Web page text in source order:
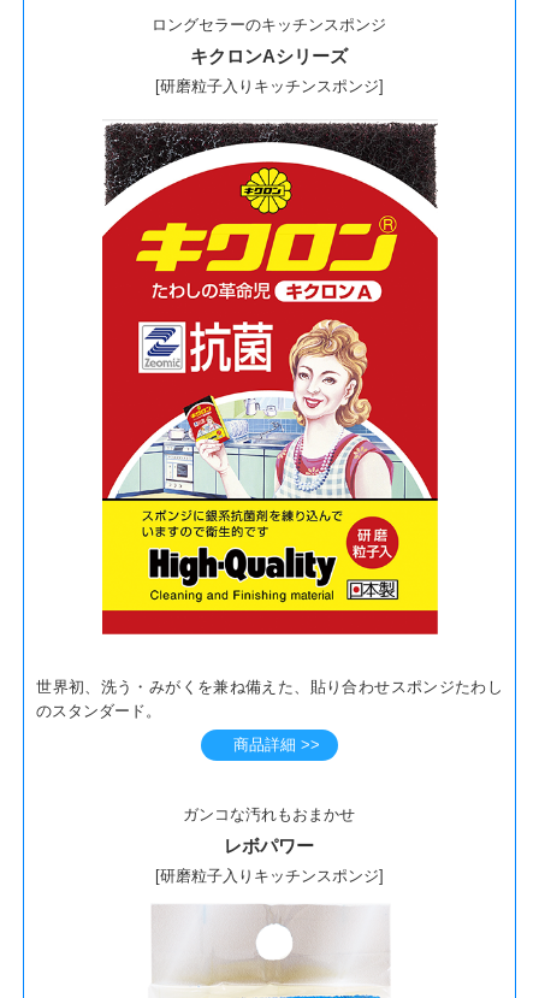
ロングセラーのキッチンスポンジ
キクロンAシリーズ
[研磨粒子入りキッチンスポンジ]
世界初、洗う・みがくを兼ね備えた、貼り合わせスポンジたわし
のスタンダード。
商品詳細 >>
ガンコな汚れもおまかせ
レボパワー
[研磨粒子入りキッチンスポンジ]